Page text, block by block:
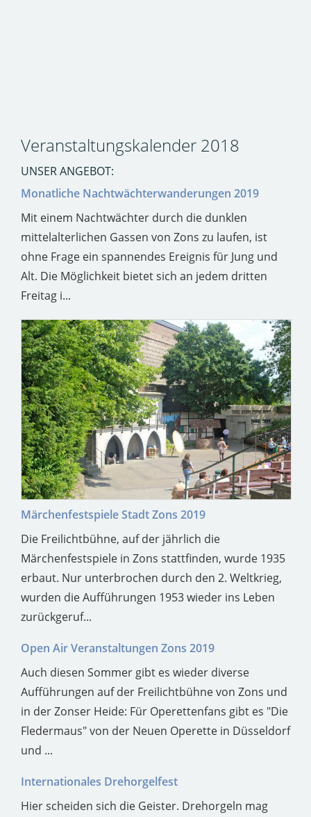
Veranstaltungskalender 2018
UNSER ANGEBOT:
Monatliche Nachtwächterwanderungen 2019
Mit einem Nachtwächter durch die dunklen
mittelalterlichen Gassen von Zons zu laufen, ist
ohne Frage ein spannendes Ereignis für Jung und
Alt. Die Möglichkeit bietet sich an jedem dritten
Freitag i...
Märchenfestspiele Stadt Zons 2019
Die Freilichtbühne, auf der jährlich die
Märchenfestspiele in Zons stattfinden, wurde 1935
erbaut. Nur unterbrochen durch den 2. Weltkrieg,
wurden die Aufführungen 1953 wieder ins Leben
zurückgeruf...
Open Air Veranstaltungen Zons 2019
Auch diesen Sommer gibt es wieder diverse
Aufführungen auf der Freilichtbühne von Zons und
in der Zonser Heide: Für Operettenfans gibt es "Die
Fledermaus" von der Neuen Operette in Düsseldorf
und ...
Internationales Drehorgelfest
Hier scheiden sich die Geister. Drehorgeln mag